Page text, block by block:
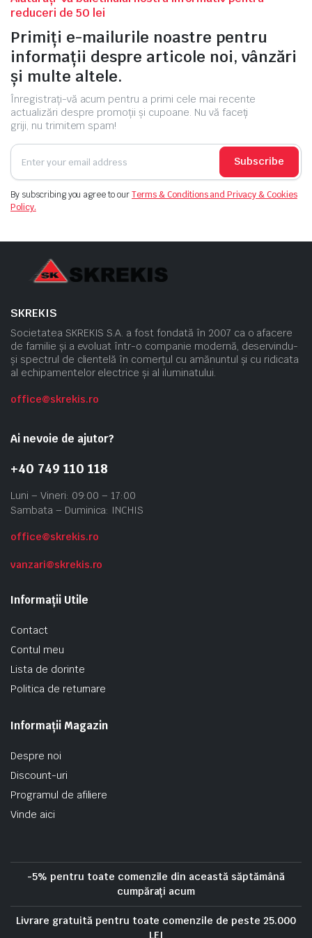
reduceri de 50 lei
Primiți e-mailurile noastre pentru
informații despre articole noi, vânzări
și multe altele.
Înregistrați-vă acum pentru a primi cele mai recente
actualizări despre promoții și cupoane. Nu vă faceți
griji, nu trimitem spam!
Subscribe
By subscribing you agree to ourTerms & Conditions and Privacy & Cookies
Policy.
SKREKIS
Societatea SKREKIS S.A. a fost fondată în 2007 ca o afacere
de familie și a evoluat într-o companie modernă, deservindu-
și spectrul de clientelă în comerțul cu amănuntul și cu ridicata
al echipamentelor electrice și al iluminatului.
office@skrekis.ro
Ai nevoie de ajutor?
+40 749 110 118
Luni – Vineri: 09:00 – 17:00
Sambata – Duminica: INCHIS
office@skrekis.ro
vanzari@skrekis.ro
Informații Utile
Contact
Contul meu
Lista de dorinte
Politica de returnare
Informații Magazin
Despre noi
Discount-uri
Programul de afiliere
Vinde aici
-5% pentru toate comenzile din această săptămână
cumpărați acum
Livrare gratuită pentru toate comenzile de peste 25.000
LEI